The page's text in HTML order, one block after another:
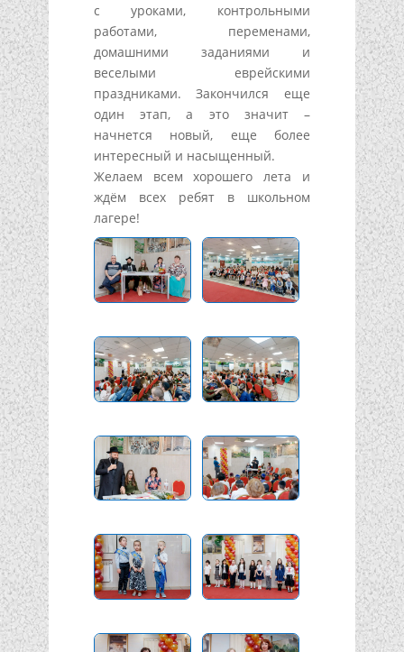
с уроками, контрольными
работами, переменами,
домашними заданиями и
веселыми еврейскими
праздниками. Закончился еще
один этап, а это значит –
начнется новый, еще более
интересный и насыщенный.
Желаем всем хорошего лета и
ждём всех ребят в школьном
лагере!